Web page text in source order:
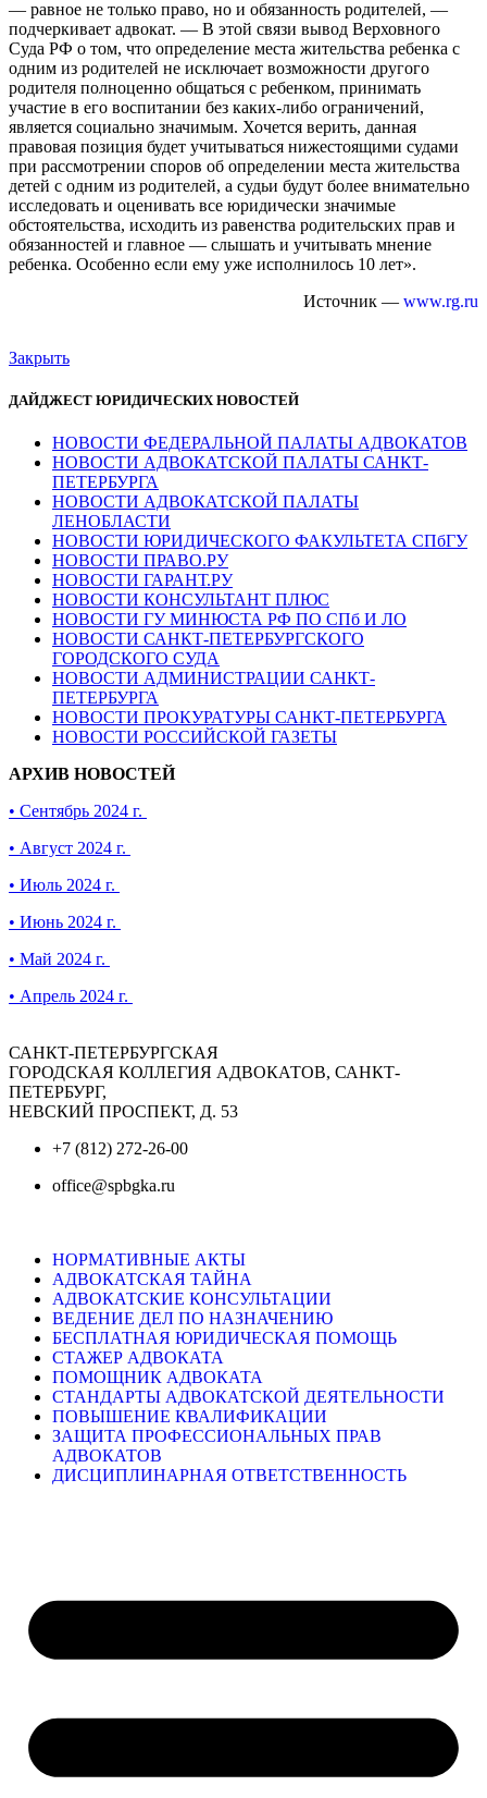
— равное не только право, но и обязанность родителей, —
подчеркивает адвокат. — В этой связи вывод Верховного
Суда РФ о том, что определение места жительства ребенка с
одним из родителей не исключает возможности другого
родителя полноценно общаться с ребенком, принимать
участие в его воспитании без каких-либо ограничений,
является социально значимым. Хочется верить, данная
правовая позиция будет учитываться нижестоящими судами
при рассмотрении споров об определении места жительства
детей с одним из родителей, а судьи будут более внимательно
исследовать и оценивать все юридически значимые
обстоятельства, исходить из равенства родительских прав и
обязанностей и главное — слышать и учитывать мнение
ребенка. Особенно если ему уже исполнилось 10 лет».
Источник — www.rg.ru
Закрыть
ДАЙДЖЕСТ ЮРИДИЧЕСКИХ НОВОСТЕЙ
НОВОСТИ ФЕДЕРАЛЬНОЙ ПАЛАТЫ АДВОКАТОВ
НОВОСТИ АДВОКАТСКОЙ ПАЛАТЫ САНКТ-
ПЕТЕРБУРГА
НОВОСТИ АДВОКАТСКОЙ ПАЛАТЫ
ЛЕНОБЛАСТИ
НОВОСТИ ЮРИДИЧЕСКОГО ФАКУЛЬТЕТА СПбГУ
НОВОСТИ ПРАВО.РУ
НОВОСТИ ГАРАНТ.РУ
НОВОСТИ КОНСУЛЬТАНТ ПЛЮС
НОВОСТИ ГУ МИНЮСТА РФ ПО СПб И ЛО
НОВОСТИ САНКТ-ПЕТЕРБУРГСКОГО
ГОРОДСКОГО СУДА
НОВОСТИ АДМИНИСТРАЦИИ САНКТ-
ПЕТЕРБУРГА
НОВОСТИ ПРОКУРАТУРЫ САНКТ-ПЕТЕРБУРГА
НОВОСТИ РОССИЙСКОЙ ГАЗЕТЫ
АРХИВ НОВОСТЕЙ
• Сентябрь 2024 г.
• Август 2024 г.
• Июль 2024 г.
• Июнь 2024 г.
• Май 2024 г.
• Апрель 2024 г.
САНКТ-ПЕТЕРБУРГСКАЯ
ГОРОДСКАЯ КОЛЛЕГИЯ АДВОКАТОВ, САНКТ-
ПЕТЕРБУРГ,
НЕВСКИЙ ПРОСПЕКТ, Д. 53
+7 (812) 272-26-00
office@spbgka.ru
НОРМАТИВНЫЕ АКТЫ
АДВОКАТСКАЯ ТАЙНА
АДВОКАТСКИЕ КОНСУЛЬТАЦИИ
ВЕДЕНИЕ ДЕЛ ПО НАЗНАЧЕНИЮ
БЕСПЛАТНАЯ ЮРИДИЧЕСКАЯ ПОМОЩЬ
СТАЖЕР АДВОКАТА
ПОМОЩНИК АДВОКАТА
СТАНДАРТЫ АДВОКАТСКОЙ ДЕЯТЕЛЬНОСТИ
ПОВЫШЕНИЕ КВАЛИФИКАЦИИ
ЗАЩИТА ПРОФЕССИОНАЛЬНЫХ ПРАВ
АДВОКАТОВ
ДИСЦИПЛИНАРНАЯ ОТВЕТСТВЕННОСТЬ